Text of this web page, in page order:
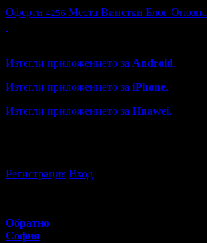
Оферти 4256 Места Винетки Блог
Изтегли приложението за Android.
Изтегли приложението за iPhone.
Изтегли приложението за Huawei.
Регистрация Вход
Обратно
София